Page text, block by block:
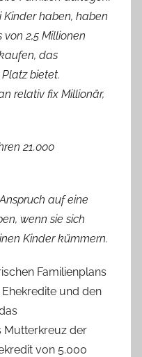
Kinder haben, haben
2,5 Millionen
das
bietet.
relativ fix Millionär,
21.000
auf eine
wenn sie sich
Kinder kümmern.
Familienplans
und den
Mutterkreuz der
von 5.000